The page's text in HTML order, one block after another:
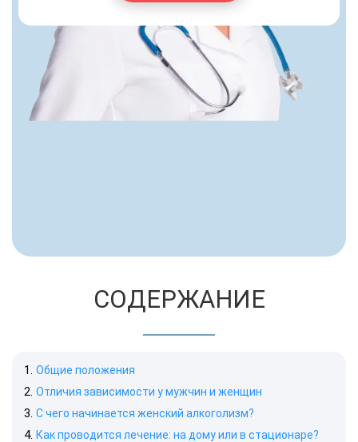
СОДЕРЖАНИЕ
Общие положения
Отличия зависимости у мужчин и женщин
С чего начинается женский алкоголизм?
Как проводится лечение: на дому или в стационаре?